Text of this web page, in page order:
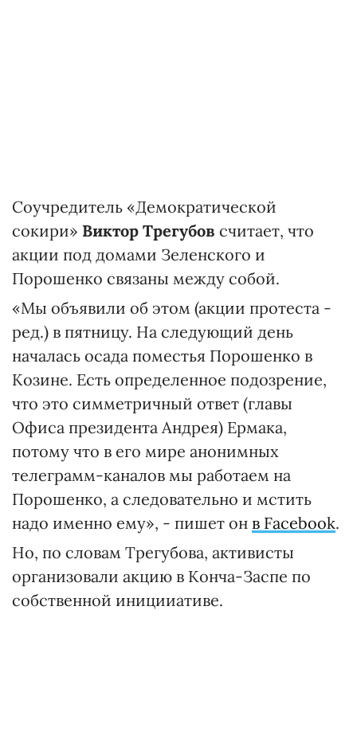
Соучредитель «Демократической
сокири» Виктор Трегубов считает, что
акции под домами Зеленского и
Порошенко связаны между собой.
«Мы объявили об этом (акции протеста -
ред.) в пятницу. На следующий день
началась осада поместья Порошенко в
Козине. Есть определенное подозрение,
что это симметричный ответ (главы
Офиса президента Андрея) Ермака,
потому что в его мире анонимных
телеграмм-каналов мы работаем на
Порошенко, а следовательно и мстить
надо именно ему», - пишет он в Fаcebook.
Но, по словам Трегубова, активисты
организовали акцию в Конча-Заспе по
собственной иницииативе.